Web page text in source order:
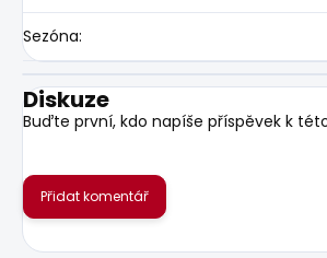
Sezóna:
Diskuze
Buďte první, kdo napíše příspěvek k
Přidat komentář